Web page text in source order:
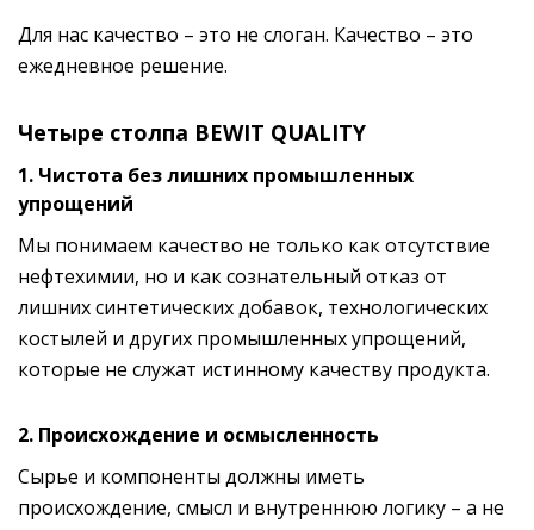
Для нас качество – это не слоган. Качество – это
ежедневное решение.
Четыре столпа BEWIT QUALITY
1. Чистота без лишних промышленных
упрощений
Мы понимаем качество не только как отсутствие
нефтехимии, но и как сознательный отказ от
лишних синтетических добавок, технологических
костылей и других промышленных упрощений,
которые не служат истинному качеству продукта.
2. Происхождение и осмысленность
Сырье и компоненты должны иметь
происхождение, смысл и внутреннюю логику – а не